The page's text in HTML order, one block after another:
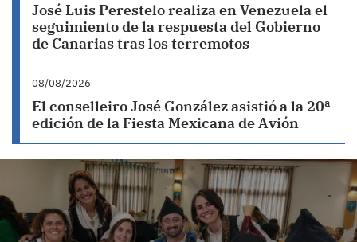
José Luis Perestelo realiza en Venezuela el
seguimiento de la respuesta del Gobierno
de Canarias tras los terremotos
08/08/2026
El conselleiro José González asistió a la 20ª
edición de la Fiesta Mexicana de Avión